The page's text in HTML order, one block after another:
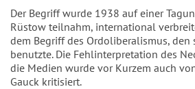
Der Begriff wurde 1938 auf einer
Rüstow teilnahm, international
dem Begriff des Ordoliberalismus, den
benutzte. Die Fehlinterpretation des
die Medien wurde vor Kurzem auch
Gauck kritisiert.